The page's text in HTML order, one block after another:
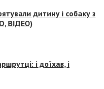
дитину і собаку з
ВІДЕО)
і доїхав, і